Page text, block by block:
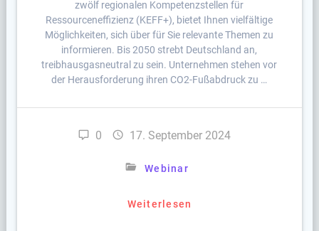
zwölf regionalen Kompetenzstellen für
Ressourceneffizienz (KEFF+), bietet Ihnen vielfältige
Möglichkeiten, sich über für Sie relevante Themen zu
informieren. Bis 2050 strebt Deutschland an,
treibhausgasneutral zu sein. Unternehmen stehen vor
der Herausforderung ihren CO2-Fußabdruck zu …
0 17. September 2024
Webinar
Weiterlesen